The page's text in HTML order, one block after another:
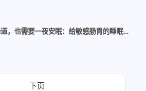
，也需要一夜安眠：给敏感肠胃的睡眠修
下页